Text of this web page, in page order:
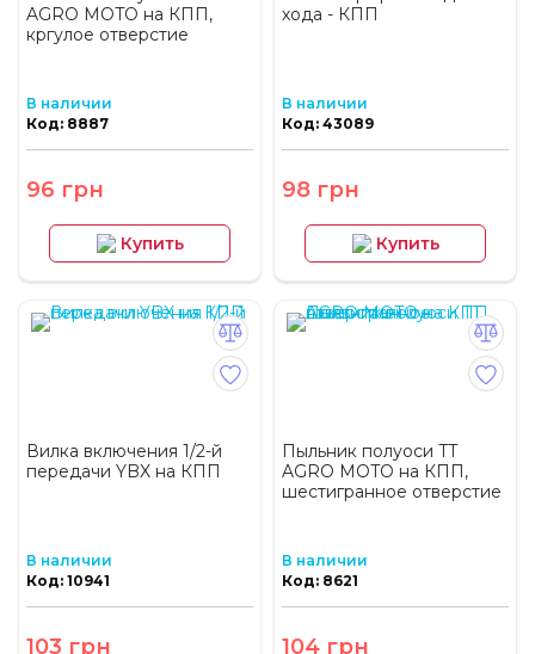
AGRO MOTO на КПП,
кргулое отверстие
В наличии
Код: 8887
96 грн
Купить
хода - КПП
В наличии
Код: 43089
98 грн
Купить
Вилка включения 1/2-й
передачи YBX на КПП
В наличии
Код: 10941
103 грн
Пыльник полуоси TT
AGRO MOTO на КПП,
шестигранное отверстие
В наличии
Код: 8621
104 грн